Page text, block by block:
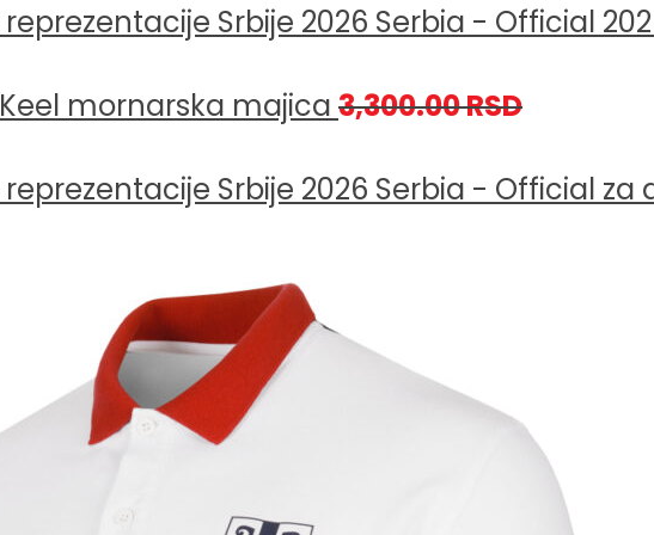
Serbia - Official
Keel mornarska majica 3,300.00RSD
Serbia - Official za